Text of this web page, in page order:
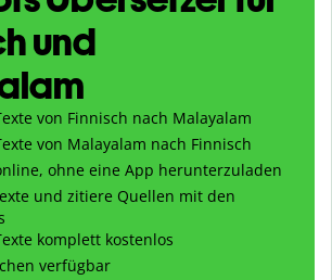
und
von Finnisch nach Malayalam
von Malayalam nach Finnisch
ohne eine App herunterzuladen
und zitiere Quellen mit den
komplett kostenlos
verfügbar